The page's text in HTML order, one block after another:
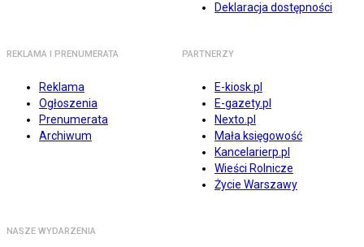
Deklaracja dostępności
REKLAMA I PRENUMERATA
Reklama
Ogłoszenia
Prenumerata
Archiwum
PARTNERZY
E-kiosk.pl
E-gazety.pl
Nexto.pl
Mała księgowość
Kancelarierp.pl
Wieści Rolnicze
Życie Warszawy
NASZE WYDARZENIA